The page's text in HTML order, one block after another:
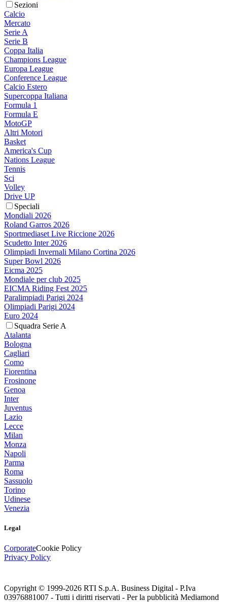
Sezioni
Calcio
Mercato
Serie A
Serie B
Coppa Italia
Champions League
Europa League
Conference League
Calcio Estero
Supercoppa Italiana
Formula 1
Formula E
MotoGP
Altri Motori
Basket
America's Cup
Nations League
Tennis
Sci
Volley
Drive UP
Speciali
Mondiali 2026
Roland Garros 2026
Sportmediaset Live Riccione 2026
Scudetto Inter 2026
Olimpiadi Invernali Milano Cortina 2026
Super Bowl 2026
Eicma 2025
Mondiale per club 2025
EICMA Riding Fest 2025
Paralimpiadi Parigi 2024
Olimpiadi Parigi 2024
Euro 2024
Squadra Serie A
Atalanta
Bologna
Cagliari
Como
Fiorentina
Frosinone
Genoa
Inter
Juventus
Lazio
Lecce
Milan
Monza
Napoli
Parma
Roma
Sassuolo
Torino
Udinese
Venezia
Legal
CorporateCookie Policy
Privacy Policy
Copyright © 1999-2026 RTI S.p.A. Business Digital - P.Iva
03976881007 - Tutti i diritti riservati - Per la pubblicità Mediamond